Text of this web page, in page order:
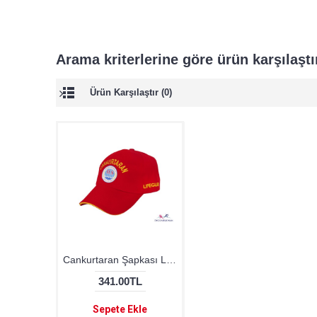
Arama kriterlerine göre ürün
Ürün Karşılaştır (0)
341.00TL
Sepete Ekle